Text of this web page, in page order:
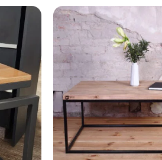
a mano. La mayoría de nuestros
La mayoría de nuestros productos
más originales. Este diseño está
imperfecciones hablan de la edad y la
con el tiempo, lo que realza aún
a mano por nosotros, los plazos de